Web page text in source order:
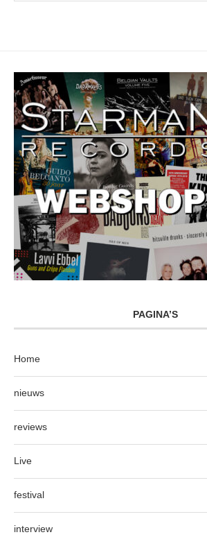
PAGINA’S
Home
nieuws
reviews
Live
festival
interview